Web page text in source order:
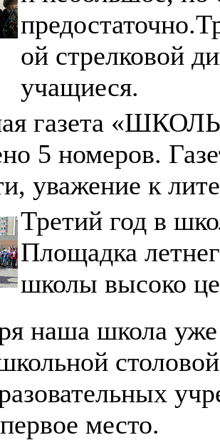
ой стрелковой
учащиеся.
газета
5 номеров.
уважение к
Третий год в
Площадка
школы высоко
наша школа
место.